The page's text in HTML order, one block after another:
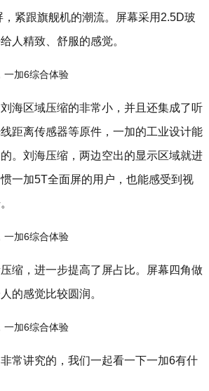
紧跟旗舰机的潮流。屏幕采用2.5D玻
人精致、舒服的感觉。
海区域压缩的非常小，并且还集成了听
距离传感器等原件，一加的工业设计能
。刘海压缩，两边空出的显示区域就进
一加5T全面屏的用户，也能感受到视
缩，进一步提高了屏占比。屏幕四角做
的感觉比较圆润。
常讲究的，我们一起看一下一加6有什